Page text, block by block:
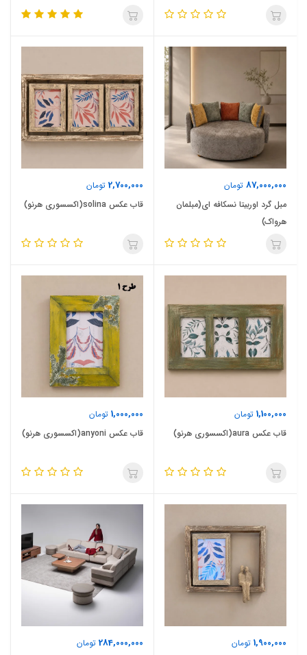
87,000,000 تومان
مبل گرد اوربیتا نسکافه ای(مبلمان
هرواک)
2,700,000 تومان
قاب عکس solina(اکسسوری هرنو)
1,100,000 تومان
قاب عکس aura(اکسسوری هرنو)
1,000,000 تومان
قاب عکس anyoni(اکسسوری هرنو)
1,900,000 تومان
284,000,000 تومان